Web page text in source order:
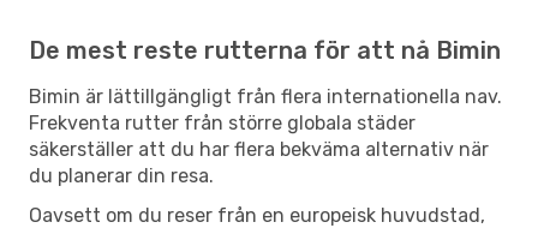
De mest reste rutterna för att nå Bimin
Bimin är lättillgängligt från flera internationella nav.
Frekventa rutter från större globala städer
säkerställer att du har flera bekväma alternativ när
du planerar din resa.
Oavsett om du reser från en europeisk huvudstad,